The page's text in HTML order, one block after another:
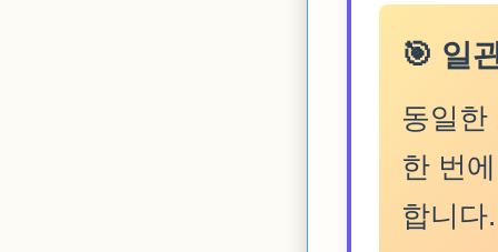
🎯 일
동일한
한 번
합니다.